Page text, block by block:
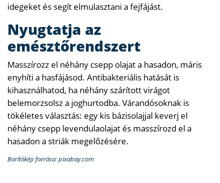
idegeket és segít elmulasztani a fejfájást.
Nyugtatja az
emésztőrendszert
Masszírozz el néhány csepp olajat a hasadon, máris
enyhíti a hasfájásod. Antibakteriális hatását is
kihasználhatod, ha néhány szárított virágot
belemorzsolsz a joghurtodba. Várandósoknak is
tökéletes választás: egy kis bázisolajjal keverj el
néhány csepp levendulaolajat és masszírozd el a
hasadon a striák megelőzésére.
Borítókép forrása: pixabay.com